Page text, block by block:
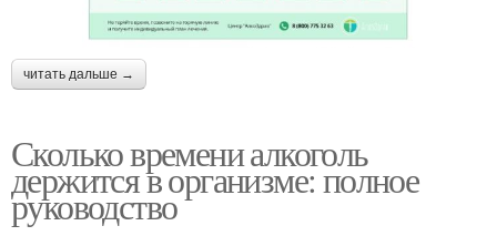
читать дальше →
Сколько времени алкоголь
держится в организме: полное
руководство